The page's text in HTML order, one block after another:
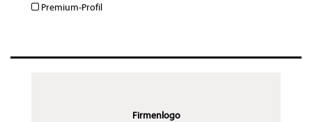
Premium-Profil
Firmenlogo